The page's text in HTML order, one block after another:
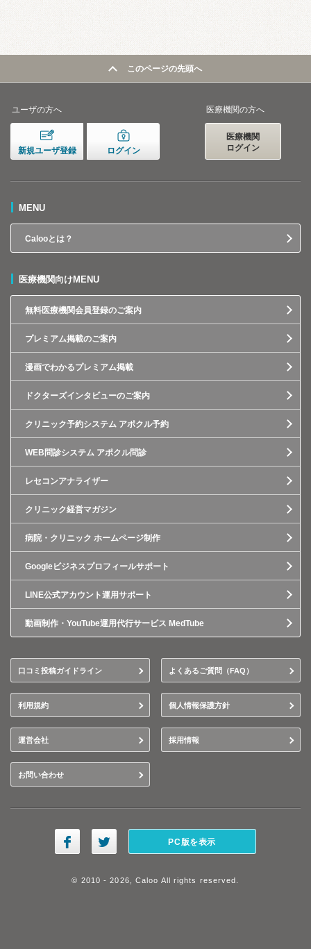
このページの先頭へ
ユーザの方へ
新規ユーザ登録 ログイン
医療機関の方へ
医療機関
ログイン
MENU
Calooとは？
医療機関向けMENU
無料医療機関会員登録のご案内
プレミアム掲載のご案内
漫画でわかるプレミアム掲載
ドクターズインタビューのご案内
クリニック予約システム アポクル予約
WEB問診システム アポクル問診
レセコンアナライザー
クリニック経営マガジン
病院・クリニック ホームページ制作
Googleビジネスプロフィールサポート
LINE公式アカウント運用サポート
動画制作・YouTube運用代行サービス MedTube
口コミ投稿ガイドライン よくあるご質問（FAQ）
利用規約 個人情報保護方針
運営会社 採用情報
お問い合わせ
PC版を表示
© 2010 - 2026, Caloo All rights reserved.